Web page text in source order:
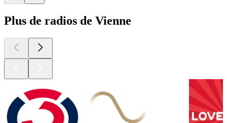
Plus de radios de Vienne